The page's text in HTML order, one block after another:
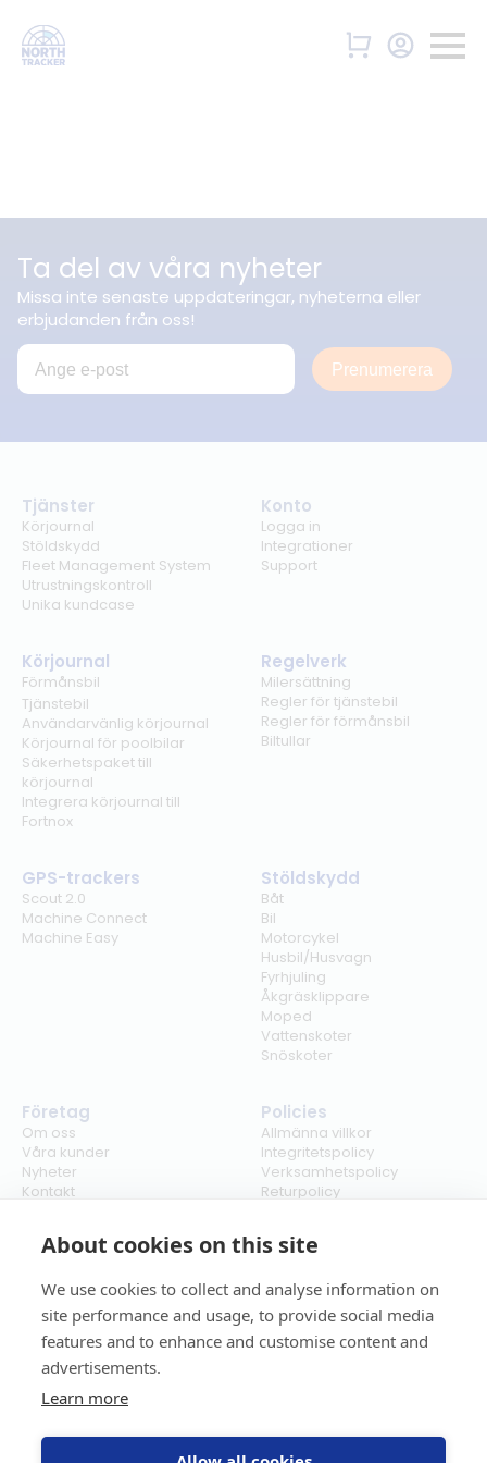
About cookies on this site
We use cookies to collect and analyse information on
site performance and usage, to provide social media
features and to enhance and customise content and
advertisements.
Learn more
Ta del av våra nyheter
Missa inte senaste uppdateringar, nyheterna eller
erbjudanden från oss!
Prenumerera
Tjänster
Körjournal
Stöldskydd
Fleet Management System
Utrustningskontroll
Unika kundcase
Konto
Logga in
Integrationer
Support
Körjournal
Förmånsbil
Tjänstebil
Användarvänlig körjournal
Körjournal för poolbilar
Säkerhetspaket till
körjournal
Integrera körjournal till
Fortnox
Regelverk
Milersättning
Regler för tjänstebil
Regler för förmånsbil
Biltullar
GPS-trackers
Scout 2.0
Machine Connect
Machine Easy
Stöldskydd
Båt
Bil
Motorcykel
Husbil/Husvagn
Fyrhjuling
Åkgräsklippare
Moped
Vattenskoter
Snöskoter
Företag
Om oss
Våra kunder
Nyheter
Kontakt
Policies
Allmänna villkor
Integritetspolicy
Verksamhetspolicy
Returpolicy
Cookies